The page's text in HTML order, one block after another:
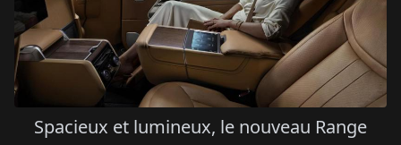
Spacieux et lumineux, le nouveau Range